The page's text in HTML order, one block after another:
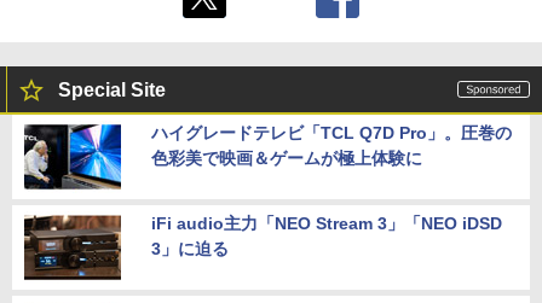
Special Site
ハイグレードテレビ「TCL Q7D Pro」。圧巻の
色彩美で映画＆ゲームが極上体験に
iFi audio主力「NEO Stream 3」「NEO iDSD
3」に迫る